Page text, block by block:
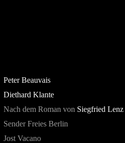
Peter Beauvais
Diethard Klante
Nach dem Roman von Siegfried Lenz
Sender Freies Berlin
Jost Vacano